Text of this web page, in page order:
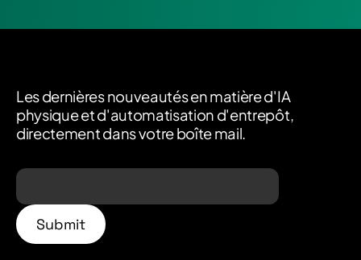
Les dernières nouveautés en matière d'IA
physique et d'automatisation d'entrepôt,
directement dans votre boîte mail.